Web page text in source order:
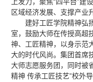
区域经济发展、支撑产业
建好工匠学院精神弘
室，鼓励大师在传授高超
神、工匠精神，以身示范
大的时代风尚。集团首席
大师志愿服务团，同时被
精神 传承工匠技艺”校外